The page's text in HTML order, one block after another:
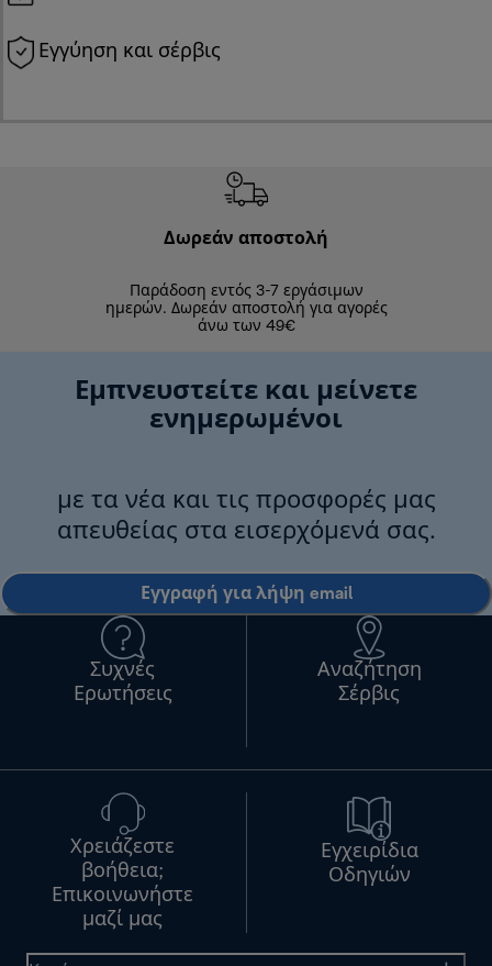
Εγγύηση και σέρβις
Δωρεάν αποστολή
Παράδοση εντός 3-7 εργάσιμων
ημερών. Δωρεάν αποστολή για αγορές
άνω των 49€
Εμπνευστείτε και μείνετε
ενημερωμένοι
με τα νέα και τις προσφορές μας
απευθείας στα εισερχόμενά σας.
Εγγραφή για λήψη email
Συχνές
Ερωτήσεις
Αναζήτηση
Σέρβις
Χρειάζεστε
βοήθεια;
Επικοινωνήστε
μαζί μας
Εγχειρίδια
Οδηγιών